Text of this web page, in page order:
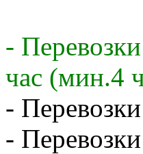
-
час (мин.4
-
-